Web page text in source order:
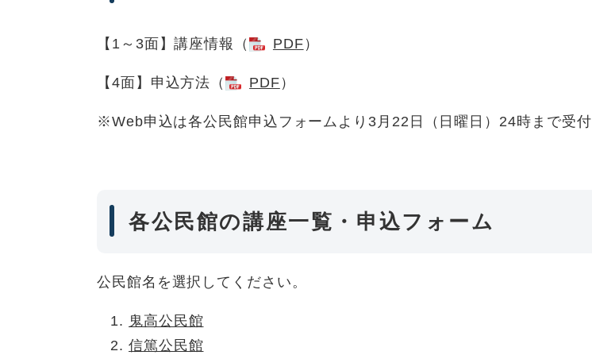
【1～3面】講座情報（ PDF ）
【4面】申込方法（ PDF ）
※Web申込は各公民館申込フォームより3月22日（日曜日）24時まで受付
各公民館の講座一覧・申込フォーム
公民館名を選択してください。
鬼高公民館
信篤公民館